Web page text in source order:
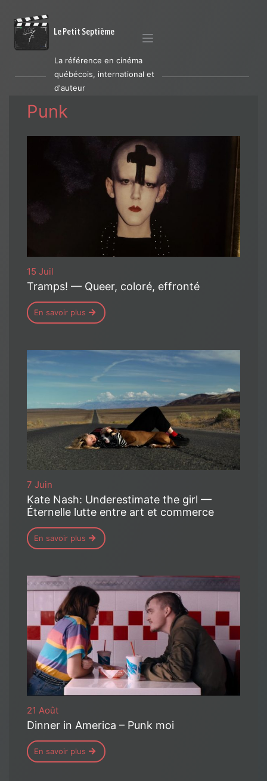
Le Petit Septième
La référence en cinéma
québécois, international et
d'auteur
Punk
15 Juil
Tramps! — Queer, coloré, effronté
En savoir plus
7 Juin
Kate Nash: Underestimate the girl —
Éternelle lutte entre art et commerce
En savoir plus
21 Août
Dinner in America – Punk moi
En savoir plus